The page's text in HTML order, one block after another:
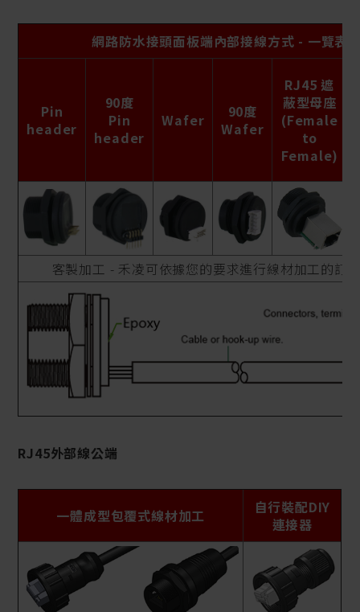
網路防水接頭面板端內部接線方式 - 一覽表
Pin
header
90度
Pin
header
Wafer
90度
Wafer
RJ45 遮
蔽型母座
(Female
to
Female)
客製加工 - 禾凌可依據您的要求進行線材加工的訂
RJ45外部線公端
一體成型包覆式線材加工
自行裝配DIY
連接器